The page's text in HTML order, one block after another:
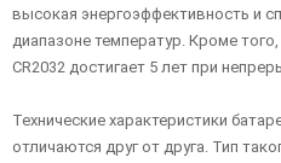
высокая энергоэффективность и
диапазоне температур. Кроме
CR2032 достигает 5 лет при
Технические характеристики
отличаются друг от друга. Тип